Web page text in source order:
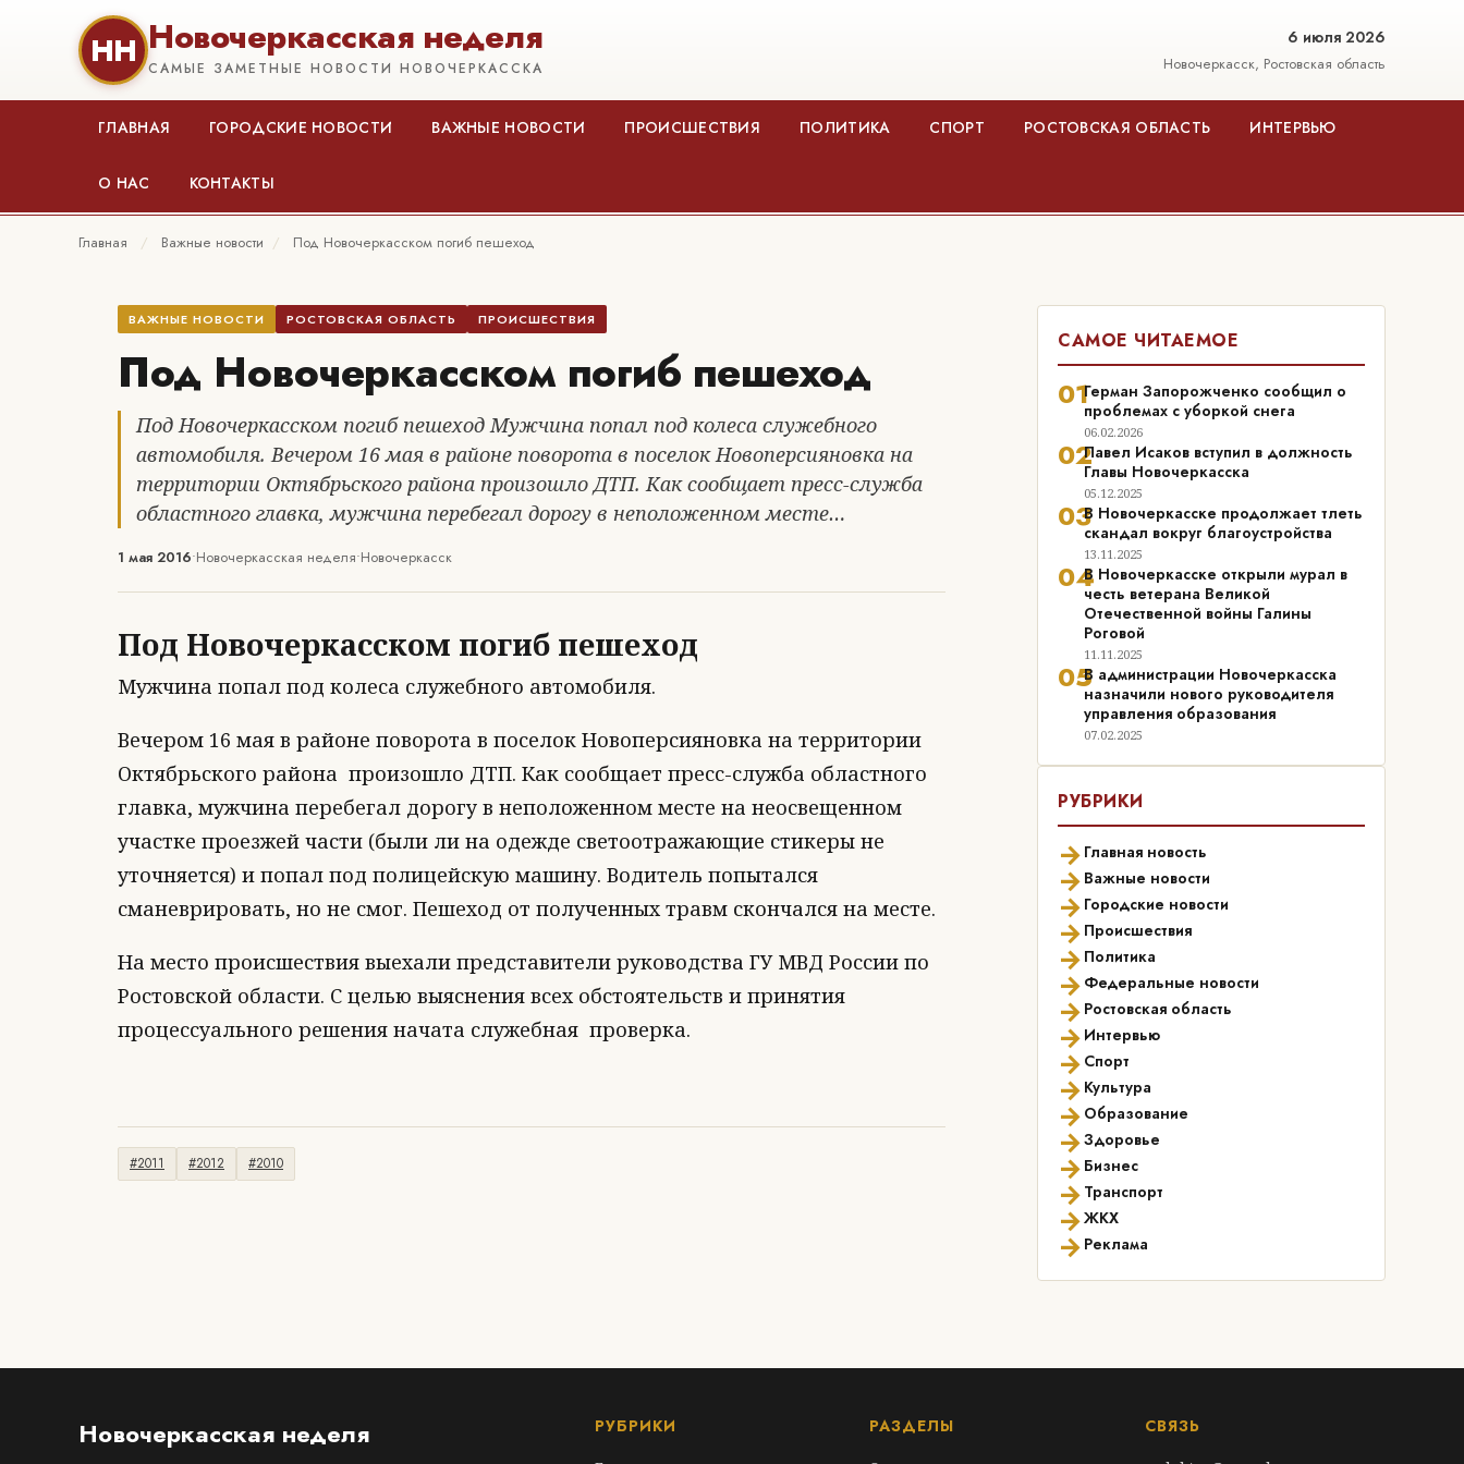
НН Новочеркасская неделя
САМЫЕ ЗАМЕТНЫЕ НОВОСТИ НОВОЧЕРКАССКА
6 июля 2026
Новочеркасск, Ростовская область
ГЛАВНАЯ ГОРОДСКИЕ НОВОСТИ ВАЖНЫЕ НОВОСТИ ПРОИСШЕСТВИЯ ПОЛИТИКА СПОРТ РОСТОВСКАЯ ОБЛАСТЬ ИНТЕРВЬЮ
О НАС КОНТАКТЫ
Главная / Важные новости / Под Новочеркасском погиб пешеход
ВАЖНЫЕ НОВОСТИ РОСТОВСКАЯ ОБЛАСТЬ ПРОИСШЕСТВИЯ
Под Новочеркасском погиб пешеход
Под Новочеркасском погиб пешеход Мужчина попал под колеса служебного
автомобиля. Вечером 16 мая в районе поворота в поселок Новоперсияновка на
территории Октябрьского района произошло ДТП. Как сообщает пресс-служба
областного главка, мужчина перебегал дорогу в неположенном месте…
1 мая 2016•Новочеркасская неделя•Новочеркасск
Под Новочеркасском погиб пешеход
Мужчина попал под колеса служебного автомобиля.
Вечером 16 мая в районе поворота в поселок Новоперсияновка на территории
Октябрьского района произошло ДТП. Как сообщает пресс-служба областного
главка, мужчина перебегал дорогу в неположенном месте на неосвещенном
участке проезжей части (были ли на одежде светоотражающие стикеры не
уточняется) и попал под полицейскую машину. Водитель попытался
сманеврировать, но не смог. Пешеход от полученных травм скончался на месте.
На место происшествия выехали представители руководства ГУ МВД России по
Ростовской области. С целью выяснения всех обстоятельств и принятия
процессуального решения начата служебная проверка.
#2011 #2012 #2010
САМОЕ ЧИТАЕМОЕ
01Герман Запорожченко сообщил о
проблемах с уборкой снега
06.02.2026
02Павел Исаков вступил в должность
Главы Новочеркасска
05.12.2025
03В Новочеркасске продолжает тлеть
скандал вокруг благоустройства
13.11.2025
04В Новочеркасске открыли мурал в
честь ветерана Великой
Отечественной войны Галины
Роговой
11.11.2025
05В администрации Новочеркасска
назначили нового руководителя
управления образования
07.02.2025
РУБРИКИ
→ Главная новость
→ Важные новости
→ Городские новости
→ Происшествия
→ Политика
→ Федеральные новости
→ Ростовская область
→ Интервью
→ Спорт
→ Культура
→ Образование
→Здоровье
→ Бизнес
→ Транспорт
→ЖКХ
→ Реклама
Новочеркасская неделя РУБРИКИ РАЗДЕЛЫ СВЯЗЬ